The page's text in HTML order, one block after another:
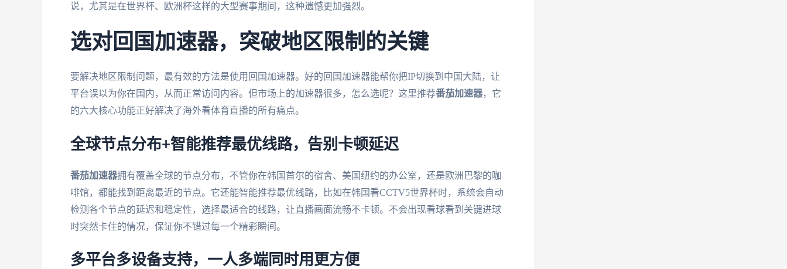
说，尤其是在世界杯、欧洲杯这样的大型赛事期间，这种遗憾更加强烈。
选对回国加速器，突破地区限制的关键
要解决地区限制问题，最有效的方法是使用回国加速器。好的回国加速器能帮你把IP切换到中国大陆，让
平台误以为你在国内，从而正常访问内容。但市场上的加速器很多，怎么选呢？这里推荐番茄加速器，它
的六大核心功能正好解决了海外看体育直播的所有痛点。
全球节点分布+智能推荐最优线路，告别卡顿延迟
番茄加速器拥有覆盖全球的节点分布，不管你在韩国首尔的宿舍、美国纽约的办公室，还是欧洲巴黎的咖
啡馆，都能找到距离最近的节点。它还能智能推荐最优线路，比如在韩国看CCTV5世界杯时，系统会自动
检测各个节点的延迟和稳定性，选择最适合的线路，让直播画面流畅不卡顿。不会出现看球看到关键进球
时突然卡住的情况，保证你不错过每一个精彩瞬间。
多平台多设备支持，一人多端同时用更方便